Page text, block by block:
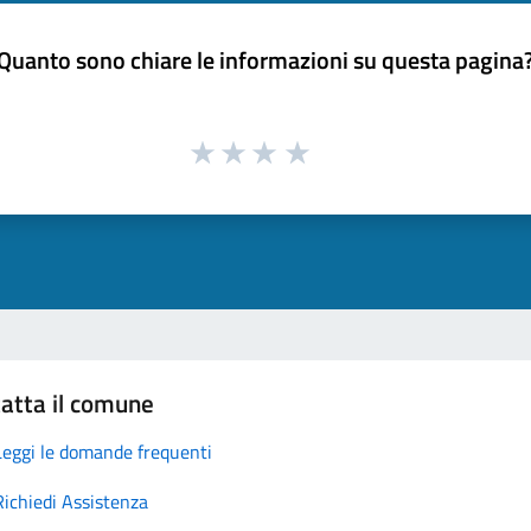
sono chiare le informazioni su questa
il comune
le domande frequenti
Assistenza